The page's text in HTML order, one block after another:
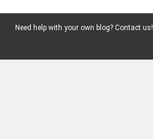
Need help with your own blog? Contact us!